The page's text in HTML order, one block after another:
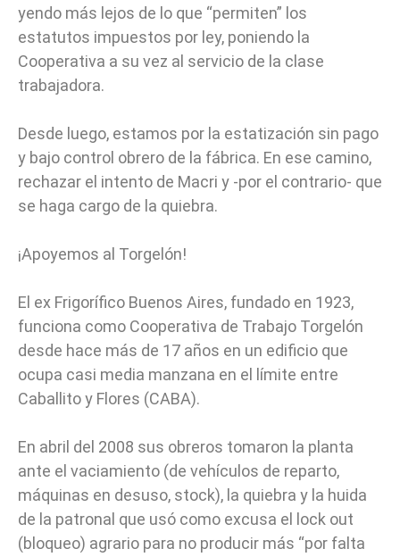
yendo más lejos de lo que “permiten” los
estatutos impuestos por ley, poniendo la
Cooperativa a su vez al servicio de la clase
trabajadora.
Desde luego, estamos por la estatización sin pago
y bajo control obrero de la fábrica. En ese camino,
rechazar el intento de Macri y -por el contrario- que
se haga cargo de la quiebra.
¡Apoyemos al Torgelón!
El ex Frigorífico Buenos Aires, fundado en 1923,
funciona como Cooperativa de Trabajo Torgelón
desde hace más de 17 años en un edificio que
ocupa casi media manzana en el límite entre
Caballito y Flores (CABA).
En abril del 2008 sus obreros tomaron la planta
ante el vaciamiento (de vehículos de reparto,
máquinas en desuso, stock), la quiebra y la huida
de la patronal que usó como excusa el lock out
(bloqueo) agrario para no producir más “por falta